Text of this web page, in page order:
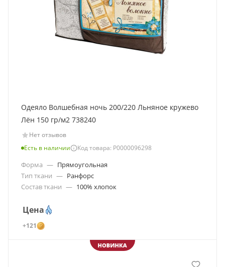
Одеяло Волшебная ночь 200/220 Льняное кружево
Лён 150 гр/м2 738240
Нет отзывов
Есть в наличии
Код товара: Р0000096298
Форма — Прямоугольная
Тип ткани — Ранфорс
Состав ткани — 100% хлопок
Цена
+121